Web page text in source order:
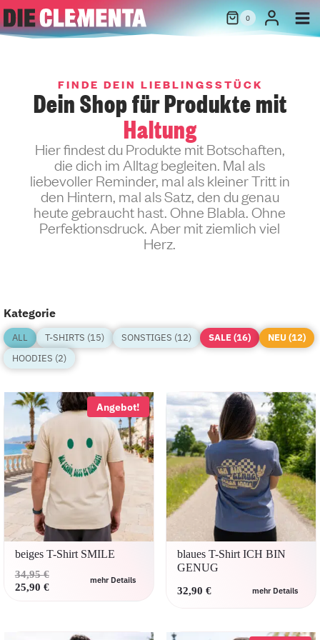
Zum
Inhalt
springen
0
FINDE DEIN LIEBLINGSSTÜCK
Dein Shop für Produkte mit
Haltung
Hier findest du Produkte mit Botschaften,
die dich im Alltag begleiten. Mal als
liebevoller Reminder, mal als kleiner Tritt in
den Hintern, mal als Satz, den du genau
heute gebraucht hast. Ohne Blabla. Ohne
Perfektionsdruck. Aber mit ziemlich viel
Herz.
Kategorie
ALL T-SHIRTS (15) SONSTIGES (12) SALE (16)
NEU (12)
HOODIES (2)
Angebot!
beiges T-Shirt SMILE
34,95€Ursprünglicher
Preis
25,90 €Aktueller
mehr Details
blaues T-Shirt ICH BIN
GENUG
32,90 € mehr Details
Dieses
weist